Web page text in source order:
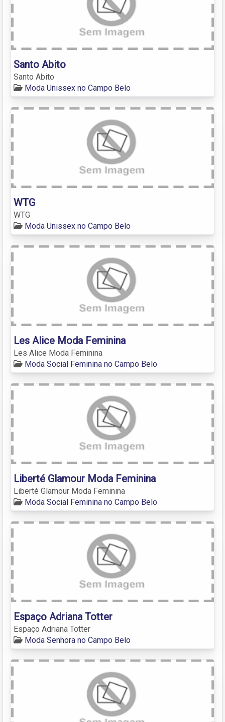
Santo Abito
Santo Abito
Moda Unissex no Campo Belo
WTG
WTG
Moda Unissex no Campo Belo
Les Alice Moda Feminina
Les Alice Moda Feminina
Moda Social Feminina no Campo Belo
Liberté Glamour Moda Feminina
Liberté Glamour Moda Feminina
Moda Social Feminina no Campo Belo
Espaço Adriana Totter
Espaço Adriana Totter
Moda Senhora no Campo Belo